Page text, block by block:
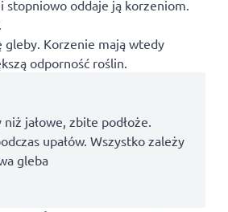
stopniowo oddaje ją korzeniom.
gleby. Korzenie mają wtedy
odporność roślin.
jałowe, zbite podłoże.
upałów. Wszystko zależy
gleba